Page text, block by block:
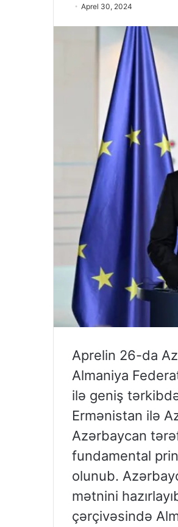
Aprel 30, 2024
Aprelin 26-da
Almaniya
ilə geniş
Ermənistan ilə
Azərbaycan
fundamental
olunub.
mətnini
çərçivəsində